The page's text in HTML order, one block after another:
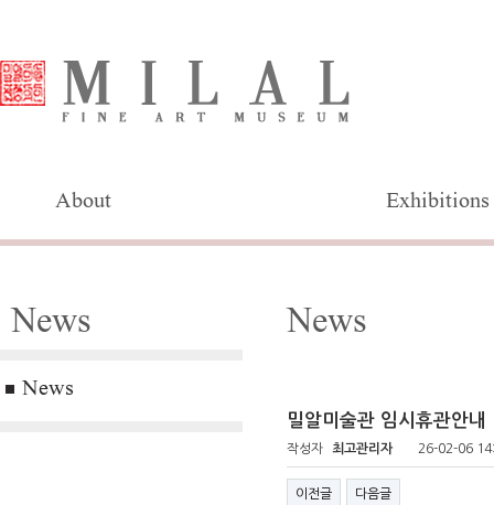
About Exhibitions
News
News
News
밀알미술관 임시휴관안내
작성자 최고관리자 26-02-06
이전글 다음글